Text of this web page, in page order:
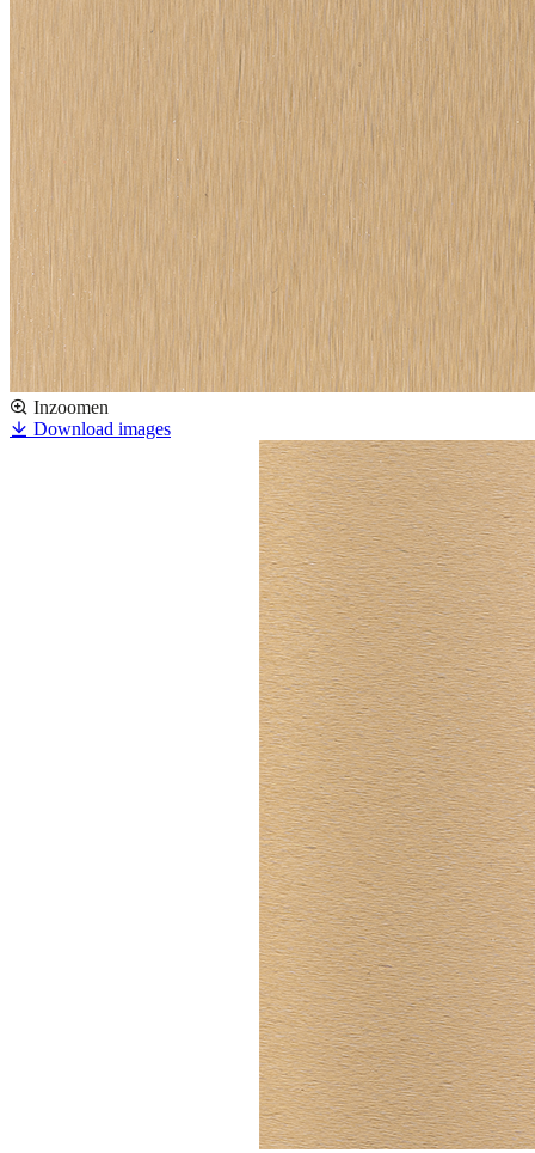
Inzoomen
Download images